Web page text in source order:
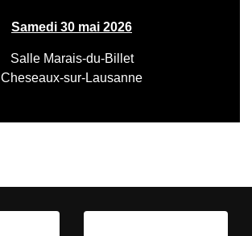
Samedi 30 mai 2026
Salle Marais-du-Billet
Cheseaux-sur-Lausanne